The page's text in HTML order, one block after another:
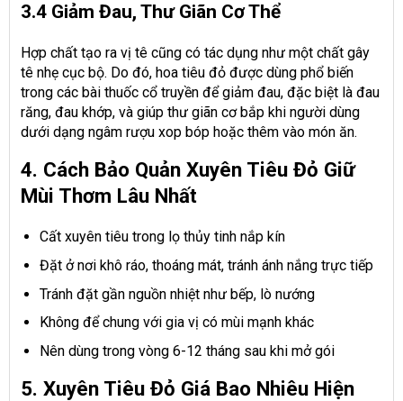
3.4 Giảm Đau, Thư Giãn Cơ Thể
Hợp chất tạo ra vị tê cũng có tác dụng như một chất gây
tê nhẹ cục bộ. Do đó, hoa tiêu đỏ được dùng phổ biến
trong các bài thuốc cổ truyền để giảm đau, đặc biệt là đau
răng, đau khớp, và giúp thư giãn cơ bắp khi người dùng
dưới dạng ngâm rượu xop bóp hoặc thêm vào món ăn.
4. Cách Bảo Quản Xuyên Tiêu Đỏ Giữ
Mùi Thơm Lâu Nhất
Cất xuyên tiêu trong lọ thủy tinh nắp kín
Đặt ở nơi khô ráo, thoáng mát, tránh ánh nắng trực tiếp
Tránh đặt gần nguồn nhiệt như bếp, lò nướng
Không để chung với gia vị có mùi mạnh khác
Nên dùng trong vòng 6-12 tháng sau khi mở gói
5. Xuyên Tiêu Đỏ Giá Bao Nhiêu Hiện